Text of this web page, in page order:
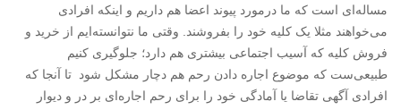
مساله‌ای است که ما درمورد پیوند اعضا هم داریم و اینکه افرادی
می‌خواهند مثلا یک کلیه خود را بفروشند. وقتی ما نتوانسته‌ایم از خرید و
فروش کلیه که آسیب اجتماعی بیشتری هم دارد؛ جلوگیری کنیم
طبیعی‌ست که موضوع اجاره دادن رحم هم دچار مشکل شود تا آنجا که
افرادی آگهی تقاضا یا آمادگی خود را برای رحم اجاره‌ای بر در و دیوار